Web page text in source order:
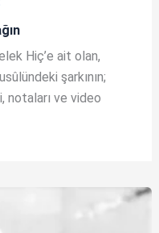
Hiç’e ait olan,
şarkının;
notaları ve video